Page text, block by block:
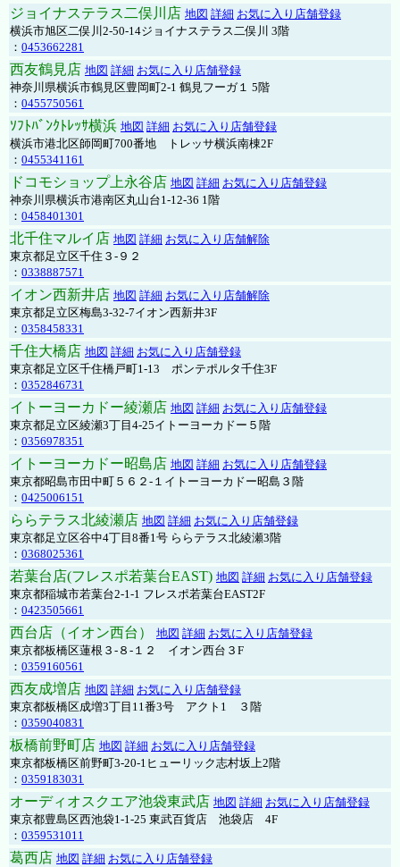
ジョイナステラス二俣川店 地図 詳細 お気に入り店舗登録
横浜市旭区二俣川2-50-14ジョイナステラス二俣川 3階
： 0453662281
西友鶴見店 地図 詳細 お気に入り店舗登録
神奈川県横浜市鶴見区豊岡町2-1 鶴見フーガ１ 5階
： 0455750561
ｿﾌﾄﾊﾞﾝｸﾄﾚｯｻ横浜 地図 詳細 お気に入り店舗登録
横浜市港北区師岡町700番地 トレッサ横浜南棟2F
： 0455341161
ドコモショップ上永谷店 地図 詳細 お気に入り店舗登録
神奈川県横浜市港南区丸山台1-12-36 1階
： 0458401301
北千住マルイ店 地図 詳細 お気に入り店舗解除
東京都足立区千住３-９２
： 0338887571
イオン西新井店 地図 詳細 お気に入り店舗解除
東京都足立区梅島3-32-7イオン西新井3F
： 0358458331
千住大橋店 地図 詳細 お気に入り店舗登録
東京都足立区千住橋戸町1-13 ポンテポルタ千住3F
： 0352846731
イトーヨーカドー綾瀬店 地図 詳細 お気に入り店舗登録
東京都足立区綾瀬3丁目4-25イトーヨーカドー５階
： 0356978351
イトーヨーカドー昭島店 地図 詳細 お気に入り店舗登録
東京都昭島市田中町５６２-１イトーヨーカドー昭島３階
： 0425006151
ららテラス北綾瀬店 地図 詳細 お気に入り店舗登録
東京都足立区谷中4丁目8番1号 ららテラス北綾瀬3階
： 0368025361
若葉台店(フレスポ若葉台EAST) 地図 詳細 お気に入り店舗登録
東京都稲城市若葉台2-1-1 フレスポ若葉台EAST2F
： 0423505661
西台店（イオン西台） 地図 詳細 お気に入り店舗登録
東京都板橋区蓮根３-８-１２ イオン西台３F
： 0359160561
西友成増店 地図 詳細 お気に入り店舗登録
東京都板橋区成増3丁目11番3号 アクト1 ３階
： 0359040831
板橋前野町店 地図 詳細 お気に入り店舗登録
東京都板橋区前野町3-20-1ヒューリック志村坂上2階
： 0359183031
オーディオスクエア池袋東武店 地図 詳細 お気に入り店舗登録
東京都豊島区西池袋1-1-25 東武百貨店 池袋店 4F
： 0359531011
葛西店 地図 詳細 お気に入り店舗登録